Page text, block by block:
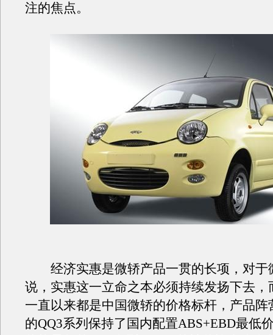
注的焦点。
经济实惠是微轿产品一贯的长项，对于
说，实惠这一立命之本必须持续发扬下去，
一直以来都是中国微轿的价格标杆，产品阵
的QQ3系列保持了国内配置ABS+EBD最低